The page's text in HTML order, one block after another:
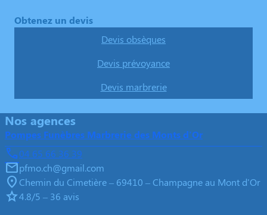
Obtenez un devis
Devis obsèques
Devis prévoyance
Devis marbrerie
Nos agences
Pompes Funèbres Marbrerie des Monts d'Or
04 65 66 36 39
pfmo.ch@gmail.com
Chemin du Cimetière – 69410 – Champagne au Mont d'Or
4.8/5 – 36 avis